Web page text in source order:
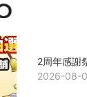
2周年感謝
2026-08-